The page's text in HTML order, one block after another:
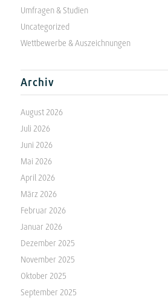
Umfragen & Studien
Uncategorized
Wettbewerbe & Auszeichnungen
Archiv
August 2026
Juli 2026
Juni 2026
Mai 2026
April 2026
März 2026
Februar 2026
Januar 2026
Dezember 2025
November 2025
Oktober 2025
September 2025